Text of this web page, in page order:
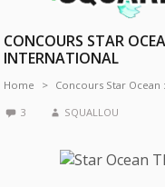
CONCOURS STAR
INTERNATIONAL
Home
Concours Star
3
SQUALLOU